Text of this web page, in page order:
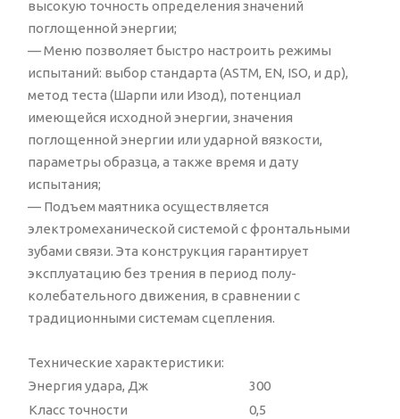
высокую точность определения значений
поглощенной энергии;
— Меню позволяет быстро настроить режимы
испытаний: выбор стандарта (ASTM, EN, ISO, и др),
метод теста (Шарпи или Изод), потенциал
имеющейся исходной энергии, значения
поглощенной энергии или ударной вязкости,
параметры образца, а также время и дату
испытания;
— Подъем маятника осуществляется
электромеханической системой с фронтальными
зубами связи. Эта конструкция гарантирует
эксплуатацию без трения в период полу-
колебательного движения, в сравнении с
традиционными системам сцепления.
Технические характеристики:
Энергия удара, Дж
300
Класс точности
0,5